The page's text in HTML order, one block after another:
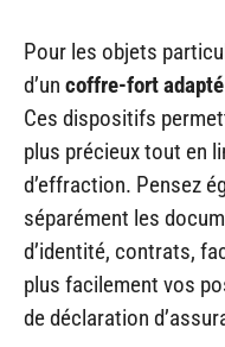
Pour les objets
d’un coffre-fort adapté
Ces dispositifs
plus précieux tout en
d’effraction. Pensez
séparément les
d’identité, contrats,
plus facilement vos
de déclaration